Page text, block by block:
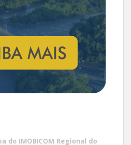
do IMOBICOM Regional do